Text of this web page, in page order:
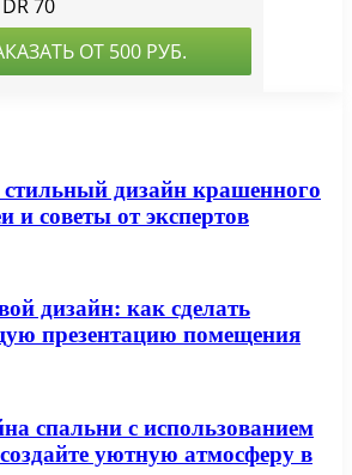
стильный дизайн крашенного
и советы от экспертов
дизайн: как сделать
презентацию помещения
спальни с использованием
уютную атмосферу в